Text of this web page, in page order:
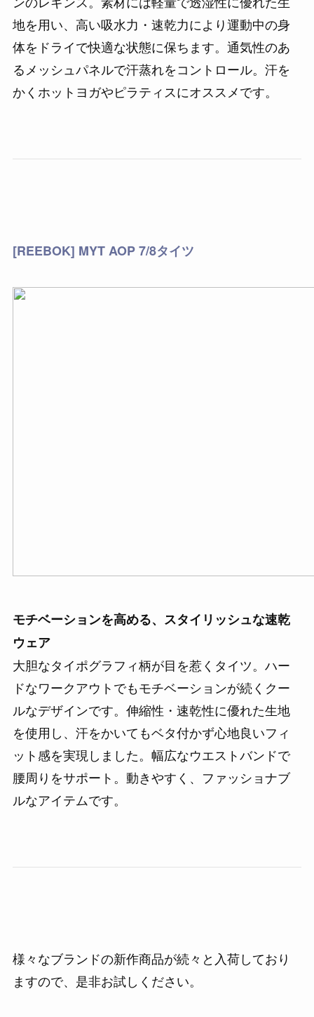
地を用い、高い吸水力・速乾力により運動中の身
体をドライで快適な状態に保ちます。通気性のあ
るメッシュパネルで汗蒸れをコントロール。汗を
かくホットヨガやピラティスにオススメです。
[REEBOK] MYT AOP 7/8タイツ
モチベーションを高める、スタイリッシュな速乾
ウェア
大胆なタイポグラフィ柄が目を惹くタイツ。ハー
ドなワークアウトでもモチベーションが続くクー
ルなデザインです。伸縮性・速乾性に優れた生地
を使用し、汗をかいてもベタ付かず心地良いフィ
ット感を実現しました。幅広なウエストバンドで
腰周りをサポート。動きやすく、ファッショナブ
ルなアイテムです。
様々なブランドの新作商品が続々と入荷しており
ますので、是非お試しください。